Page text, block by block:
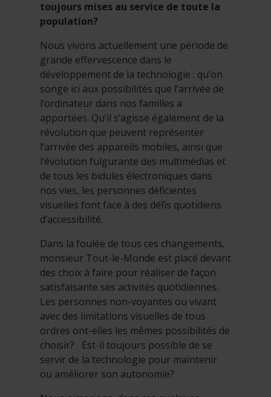
toujours mises au service de toute la
population?
Nous vivons actuellement une période de
grande effervescence dans le
développement de la technologie : qu’on
songe ici aux possibilités que l’arrivée de
l’ordinateur dans nos familles a
apportées. Qu’il s’agisse également de la
révolution que peuvent représenter
l’arrivée des appareils mobiles, ainsi que
l’évolution fulgurante des multimédias et
de tous les bidules électroniques dans
nos vies, les personnes déficientes
visuelles font face à des défis quotidiens
d’accessibilité.
Dans la foulée de tous ces changements,
monsieur Tout-le-Monde est placé devant
des choix à faire pour réaliser de façon
satisfaisante ses activités quotidiennes.
Les personnes non-voyantes ou vivant
avec des limitations visuelles de tous
ordres ont-elles les mêmes possibilités de
choisir? Est-il toujours possible de se
servir de la technologie pour maintenir
ou améliorer son autonomie?